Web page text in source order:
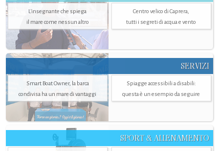
L'insegnante che spiega
il mare come nessun altro
Centro velico di Caprera,
tutti i segreti di acqua e vento
SERVIZI
Smart Boat Owner, la barca
condivisa ha un mare di vantaggi
Spiagge accessibili a disabili:
questa è un esempio da seguire
SPORT & ALLENAMENTO